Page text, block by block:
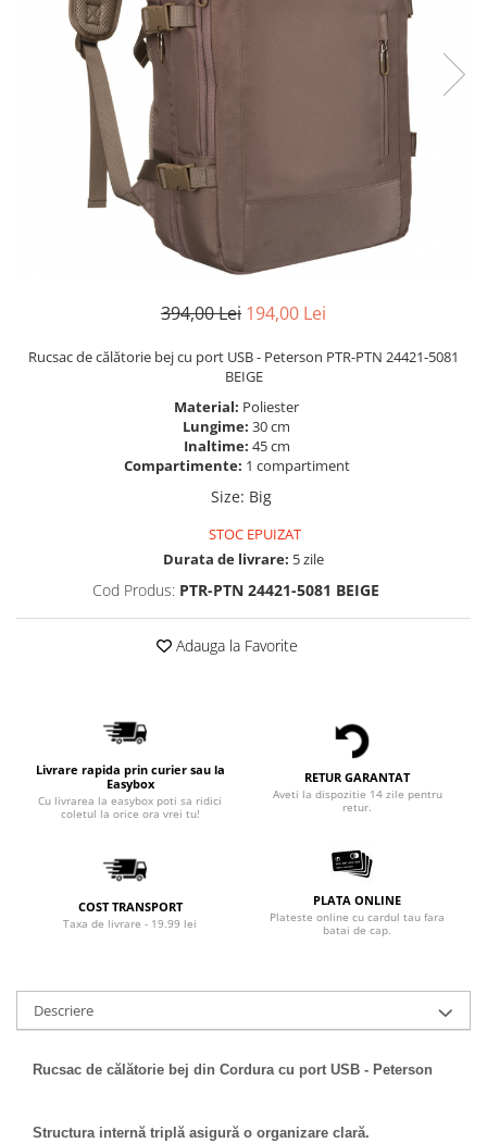
394,00 Lei 194,00 Lei
Rucsac de călătorie bej cu port USB - Peterson PTR-PTN 24421-5081
BEIGE
Material: Poliester
Lungime: 30 cm
Inaltime: 45 cm
Compartimente: 1 compartiment
Size: Big
STOC EPUIZAT
Durata de livrare: 5 zile
Cod Produs: PTR-PTN 24421-5081 BEIGE
Adauga la Favorite
Livrare rapida prin curier sau la
Easybox
Cu livrarea la easybox poti sa ridici
coletul la orice ora vrei tu!
RETUR GARANTAT
Aveti la dispozitie 14 zile pentru
retur.
COST TRANSPORT
Taxa de livrare - 19.99 lei
PLATA ONLINE
Plateste online cu cardul tau fara
batai de cap.
Descriere
Rucsac de călătorie bej din Cordura cu port USB - Peterson
Structura internă triplă asigură o organizare clară.